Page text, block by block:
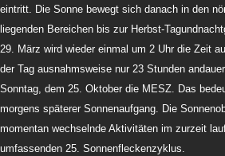
eintritt. Die Sonne bewegt sich danach in den
liegenden Bereichen bis zur Herbst-
29. März wird wieder einmal um 2 Uhr die Zeit
der Tag ausnahmsweise nur 23 Stunden
Sonntag, dem 25. Oktober die MESZ. Das
morgens späterer Sonnenaufgang. Die
momentan wechselnde Aktivitäten im zurzeit
umfassenden 25. Sonnenfleckenzyklus.